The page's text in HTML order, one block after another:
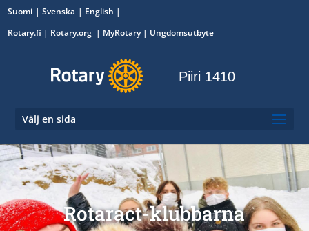
Suomi Svenska
English
Rotary.fi | Rotary.org | MyRotary| Ungdomsutbyte
Piiri 1410
Välj en sida
Rotaract-klubbarna